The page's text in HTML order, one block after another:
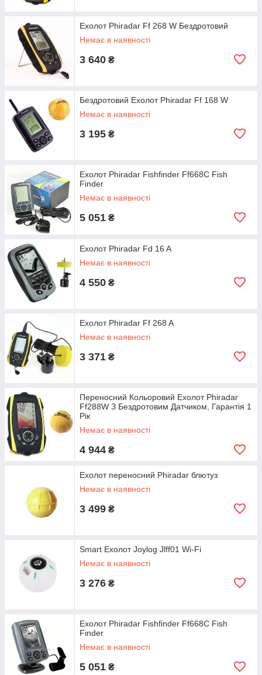
Ехолот Phiradar Ff 268 W Бездротовий
Немає в наявності
3 640 ₴
Бездротовий Ехолот Phiradar Ff 168 W
Немає в наявності
3 195 ₴
Ехолот Phiradar Fishfinder Ff668C Fish
Finder
Немає в наявності
5 051 ₴
Ехолот Phiradar Fd 16 A
Немає в наявності
4 550 ₴
Ехолот Phiradar Ff 268 A
Немає в наявності
3 371 ₴
Переносний Кольоровий Ехолот Phiradar
Ff288W З Бездротовим Датчиком, Гарантія 1
Рік
Немає в наявності
4 944 ₴
Ехолот переносний Phiradar блютуз
Немає в наявності
3 499 ₴
Smart Ехолот Joylog Jlff01 Wi-Fi
Немає в наявності
3 276 ₴
Ехолот Phiradar Fishfinder Ff668C Fish
Finder
Немає в наявності
5 051 ₴